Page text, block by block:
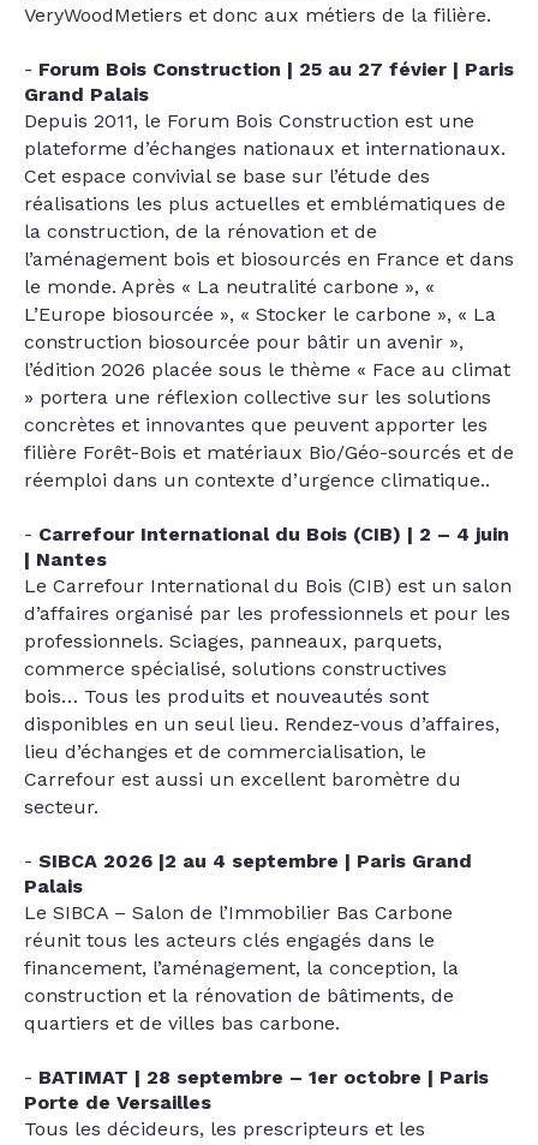
VeryWoodMetiers et donc aux métiers de la filière.
Forum Bois Construction | 25 au 27 févier | Paris
Grand Palais
Depuis 2011, le Forum Bois Construction est une
plateforme d’échanges nationaux et internationaux.
Cet espace convivial se base sur l’étude des
réalisations les plus actuelles et emblématiques de
la construction, de la rénovation et de
l’aménagement bois et biosourcés en France et dans
le monde. Après « La neutralité carbone », «
L’Europe biosourcée », « Stocker le carbone », « La
construction biosourcée pour bâtir un avenir »,
l’édition 2026 placée sous le thème « Face au climat
» portera une réflexion collective sur les solutions
concrètes et innovantes que peuvent apporter les
filière Forêt-Bois et matériaux Bio/Géo-sourcés et de
réemploi dans un contexte d’urgence climatique..
Carrefour International du Bois (CIB) | 2 – 4 juin
| Nantes
Le Carrefour International du Bois (CIB) est un salon
d’affaires organisé par les professionnels et pour les
professionnels. Sciages, panneaux, parquets,
commerce spécialisé, solutions constructives
bois… Tous les produits et nouveautés sont
disponibles en un seul lieu. Rendez-vous d’affaires,
lieu d’échanges et de commercialisation, le
Carrefour est aussi un excellent baromètre du
secteur.
SIBCA 2026 |2 au 4 septembre | Paris Grand
Palais
Le SIBCA – Salon de l’Immobilier Bas Carbone
réunit tous les acteurs clés engagés dans le
financement, l’aménagement, la conception, la
construction et la rénovation de bâtiments, de
quartiers et de villes bas carbone.
BATIMAT | 28 septembre – 1er octobre | Paris
Porte de Versailles
Tous les décideurs, les prescripteurs et les